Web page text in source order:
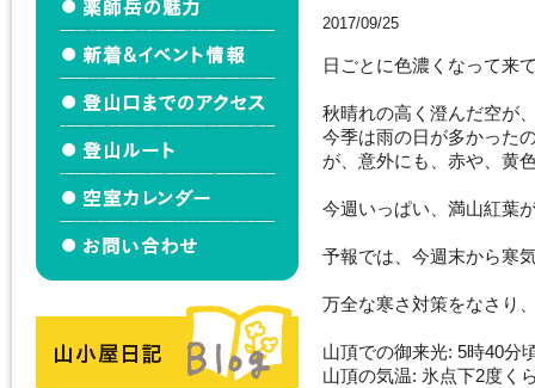
2017/09/25
日ごとに色濃くなって来
秋晴れの高く澄んだ空が
今季は雨の日が多かった
が、意外にも、赤や、黄
今週いっぱい、満山紅葉
予報では、今週末から寒
万全な寒さ対策をなさり
山頂での御来光: 5時40分
山頂の気温: 氷点下2度く